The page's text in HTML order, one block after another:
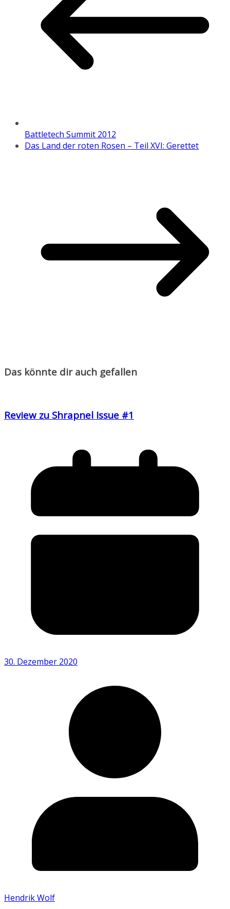
Battletech Summit 2012
Das Land der roten Rosen – Teil XVI: Gerettet
Das könnte dir auch gefallen
Review zu Shrapnel Issue #1
30. Dezember 2020
Hendrik Wolf